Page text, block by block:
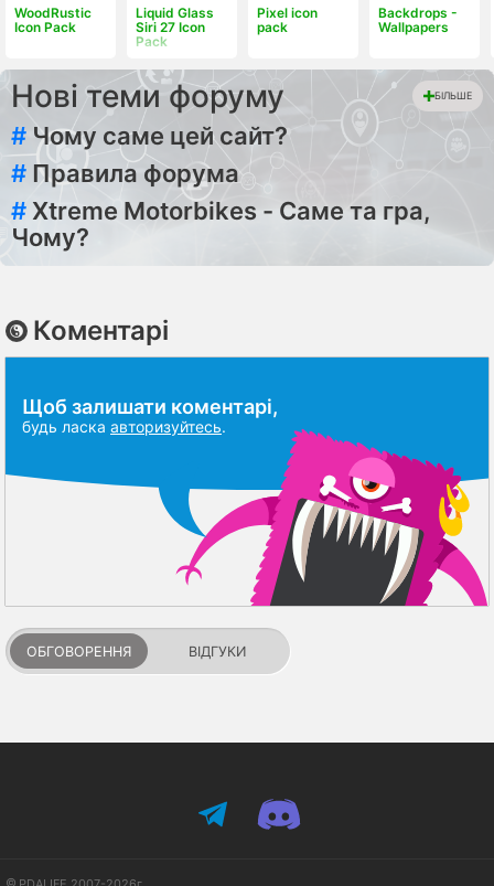
WoodRustic
Icon Pack
Liquid Glass
Siri 27 Icon
Pack
Pixel icon
pack
Backdrops -
Wallpapers
Нові теми форуму БІЛЬШЕ
# Чому саме цей сайт?
# Правила форума
# Xtreme Motorbikes - Саме та гра,
Чому?
Коментарі
Щоб залишати коментарі,
будь ласка авторизуйтесь.
ОБГОВОРЕННЯ ВІДГУКИ